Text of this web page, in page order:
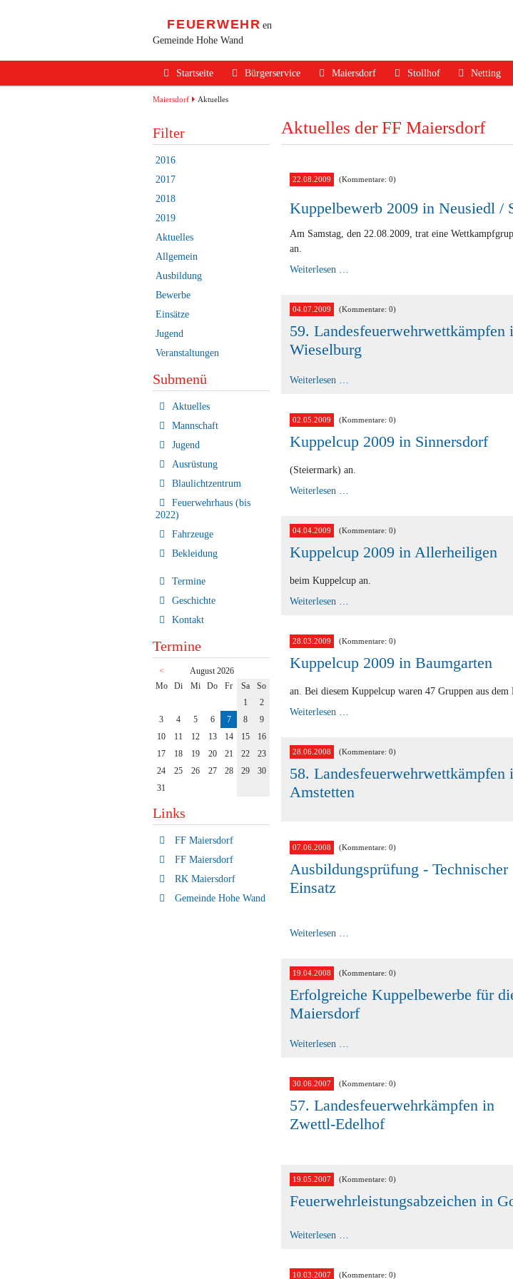
FEUERWEHR en
Gemeinde Hohe Wand
überspringen
Startseite Bürgerservice
Verhalten im Brandfall
Sicherheits Tipps
Verkehrsunfälle
Rechtliches
Maiersdorf
Mannschaft
Ausrüstung
Termine
Stollhof
Mannschaft
Termine
Netting
Mannschaft
Maiersdorf Aktuelles
Aktuelles der FF Maiersdorf
22.08.2009 (Kommentare: 0)
Kuppelbewerb 2009 in Neusiedl /
Am Samstag, den 22.08.2009, trat eine
an.
Weiterlesen …
/
04.07.2009 (Kommentare: 0)
59. Landesfeuerwehrwettkämpfen
Wieselburg
Weiterlesen …
02.05.2009 (Kommentare: 0)
Kuppelcup 2009 in Sinnersdorf
(Steiermark) an.
Weiterlesen …
04.04.2009 (Kommentare: 0)
Kuppelcup 2009 in Allerheiligen
beim Kuppelcup an.
Weiterlesen …
28.03.2009 (Kommentare: 0)
Kuppelcup 2009 in Baumgarten
an. Bei diesem Kuppelcup waren 47 Gruppen aus
Weiterlesen …
28.06.2008 (Kommentare: 0)
58. Landesfeuerwehrwettkämpfen
Amstetten
07.06.2008 (Kommentare: 0)
Ausbildungsprüfung - Technischer
Einsatz
Weiterlesen …
19.04.2008 (Kommentare: 0)
Erfolgreiche Kuppelbewerbe für
Maiersdorf
Weiterlesen …
FF
30.06.2007 (Kommentare: 0)
57. Landesfeuerwehrkämpfen in
Zwettl-Edelhof
19.05.2007 (Kommentare: 0)
Feuerwehrleistungsabzeichen in
Weiterlesen …
10.03.2007 (Kommentare: 0)
Filter
2016
2017
2018
2019
Aktuelles
Allgemein
Ausbildung
Bewerbe
Einsätze
Jugend
Veranstaltungen
Submenü
Navigation
Aktuelles
Mannschaft
Jugend
Ausrüstung
Blaulichtzentrum
Feuerwehrhaus (bis
2022)
Fahrzeuge
Bekleidung
Termine
Geschichte
Kontakt
Termine
<
August 2026
Montag
Dienstag
Mittwoch
Donnerstag
Freitag
Samstag
Sonntag
1
2
3
4 5 6 7 8
9
10
11 12 13 14 15
16
17
18 19 20 21 22
23
24
25 26 27 28 29
30
31
Links
FF Maiersdorf
FF Maiersdorf
RK Maiersdorf
Gemeinde Hohe Wand